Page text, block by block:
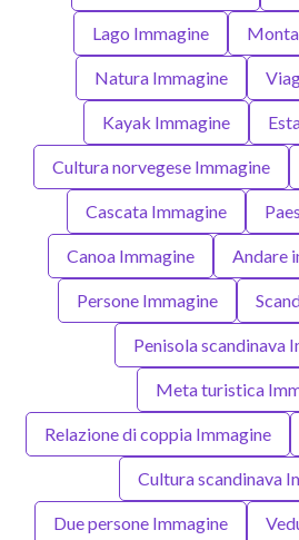
Lago Immagine
Natura Immagine
Kayak Immagine
Cultura norvegese Immagine
Cascata Immagine
Canoa Immagine Andare
Persone Immagine
Penisola scandinava
Meta turistica
Relazione di coppia Immagine
Cultura scandinava
Due persone Immagine